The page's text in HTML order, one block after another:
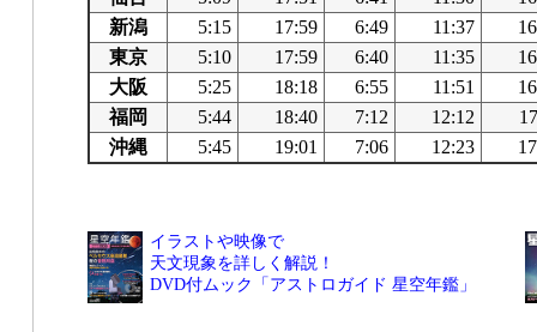
新潟
5:15 17:59 6:49 11:37
東京
5:10 17:59 6:40 11:35
大阪
5:25 18:18 6:55 11:51
福岡
5:44 18:40 7:12 12:12
沖縄
5:45 19:01 7:06 12:23
イラストや映像で
天文現象を詳しく解説！
DVD付ムック「アストロガイド 星空年鑑」